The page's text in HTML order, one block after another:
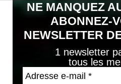
NE MANQUEZ
ABONNEZ-
NEWSLETTER
1 newsletter
tous les